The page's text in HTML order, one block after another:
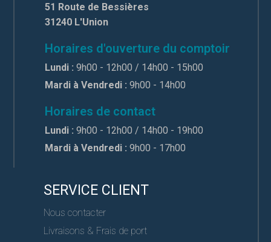
51 Route de Bessières
31240 L'Union
Horaires d'ouverture du comptoir
Lundi : 9h00 - 12h00 / 14h00 - 15h00
Mardi à Vendredi : 9h00 - 14h00
Horaires de contact
Lundi : 9h00 - 12h00 / 14h00 - 19h00
Mardi à Vendredi : 9h00 - 17h00
SERVICE CLIENT
Nous contacter
Livraisons & Frais de port